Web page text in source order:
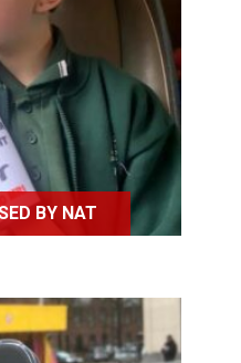
BY NAT
personnalise
de sécurité
handicap d'une